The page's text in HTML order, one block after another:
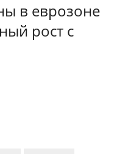
в еврозоне
рост с